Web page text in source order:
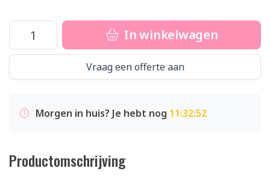
In winkelwagen
Vraag een offerte aan
Morgen in huis? Je hebt nog 11:32:52
Productomschrijving